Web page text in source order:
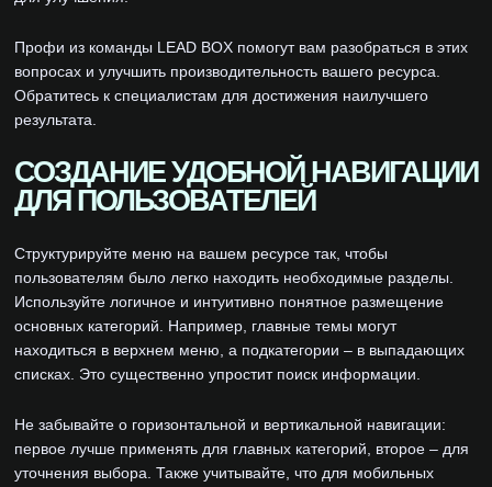
Профи из команды LEAD BOX помогут вам разобраться в этих
вопросах и улучшить производительность вашего ресурса.
Обратитесь к специалистам для достижения наилучшего
результата.
СОЗДАНИЕ УДОБНОЙ НАВИГАЦИИ
ДЛЯ ПОЛЬЗОВАТЕЛЕЙ
Структурируйте меню на вашем ресурсе так, чтобы
пользователям было легко находить необходимые разделы.
Используйте логичное и интуитивно понятное размещение
основных категорий. Например, главные темы могут
находиться в верхнем меню, а подкатегории – в выпадающих
списках. Это существенно упростит поиск информации.
Не забывайте о горизонтальной и вертикальной навигации:
первое лучше применять для главных категорий, второе – для
уточнения выбора. Также учитывайте, что для мобильных